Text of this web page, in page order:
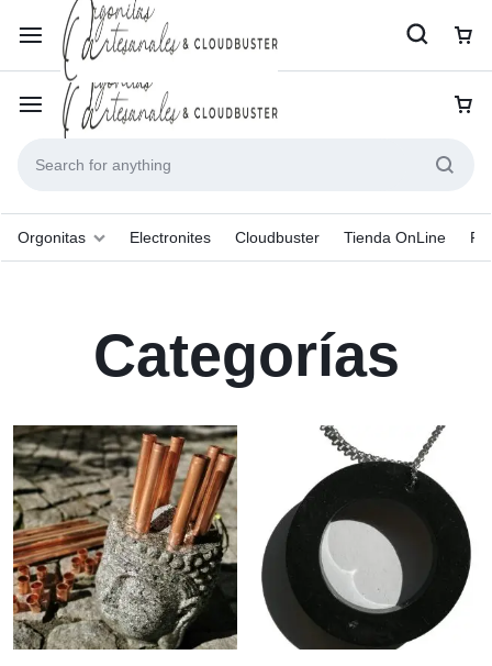
Orgonitas Electronites Cloudbuster Tienda OnLine
Categorías